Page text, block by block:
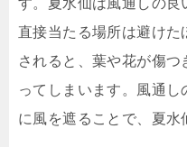
す。夏水仙は風通しの
直接当たる場所は避けた
されると、葉や花が傷
ってしまいます。風通
に風を遮ることで、夏水